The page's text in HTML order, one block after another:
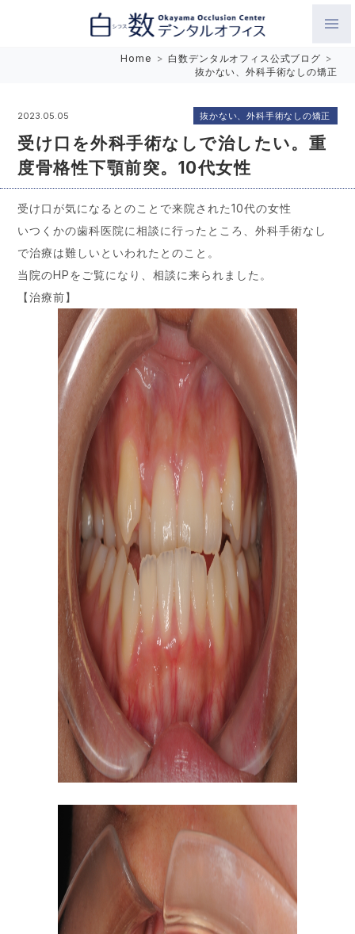
み合わせを考えたインプラントと矯正歯科
Home > 白数デンタルオフィス公式ブログ >
抜かない、外科手術なしの矯正
2023.05.05
受け口を外科手術なしで治したい。重
度骨格性下顎前突。10代女性
抜かない、外科手術なしの矯正
受け口が気になるとのことで来院された10代の女性
いつくかの歯科医院に相談に行ったところ、外科手術なし
で治療は難しいといわれたとのこと。
当院のHPをご覧になり、相談に来られました。
【治療前】